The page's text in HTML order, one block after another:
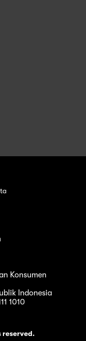
Konsumen
Indonesia
1010
reserved.